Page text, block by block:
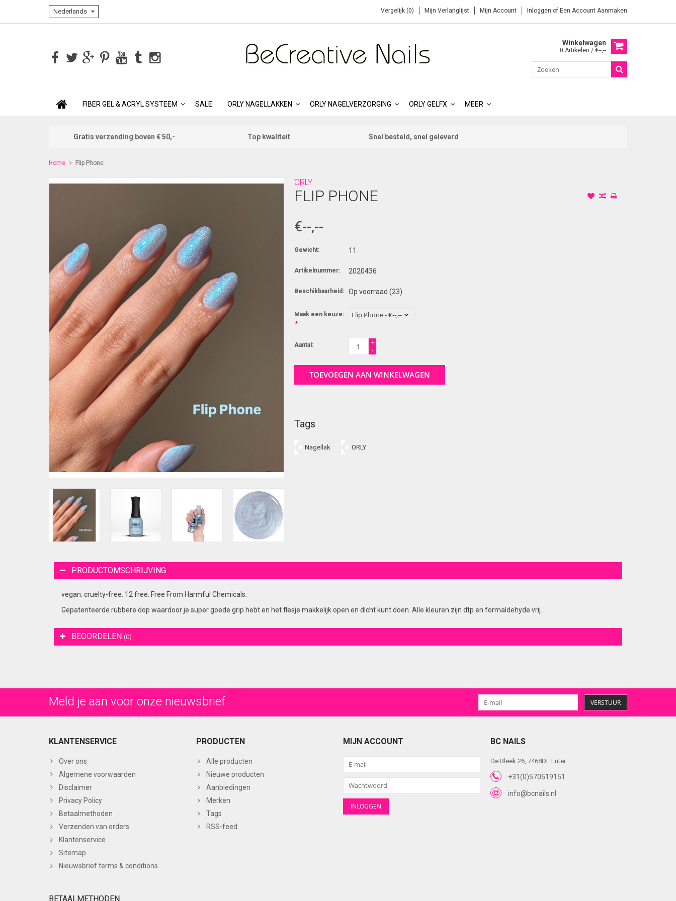
Nederlands Vergelijk (0) Mijn Verlanglijst Mijn Account Inloggen of Een Account Aanmaken
Winkelwagen
0 Artikelen / €--,--
FIBER GEL & ACRYL SYSTEEM SALE ORLY NAGELLAKKEN ORLY NAGELVERZORGING ORLY GELFX MEER
Gratis verzending boven € 50,- Top kwaliteit Snel besteld, snel geleverd
Home Flip Phone
ORLY
FLIP PHONE
€--,--
Gewicht: 11
Artikelnummer: 2020436
Beschikbaarheid: Op voorraad (23)
Maak een keuze:
*
Aantal:
+
-
TOEVOEGEN AAN WINKELWAGEN
Tags
Nagellak ORLY
PRODUCTOMSCHRIJVING
vegan. cruelty-free. 12 free. Free From Harmful Chemicals.
Gepatenteerde rubbere dop waardoor je super goede grip hebt en het flesje makkelijk open en dicht kunt doen. Alle kleuren zijn dtp en formaldehyde vrij.
BEOORDELEN (0)
Meld je aan voor onze nieuwsbrief VERSTUUR
KLANTENSERVICE
Over ons
Algemene voorwaarden
Disclaimer
Privacy Policy
Betaalmethoden
Verzenden van orders
Klantenservice
Sitemap
Nieuwsbrief terms & conditions
PRODUCTEN
Alle producten
Nieuwe producten
Aanbiedingen
Merken
Tags
RSS-feed
MIJN ACCOUNT BC NAILS
De Bleek 26, 7468DL Enter
+31(0)570519151
info@bcnails.nl
BETAALMETHODEN